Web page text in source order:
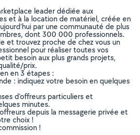
leader dédiée aux
et à la location de matériel, créée en
par une communauté de plus
dont 300 000 professionnels.
et trouvez proche de chez vous un
pour réaliser toutes vos
besoin aux plus grands projets,
prix.
en 3 étapes :
: indiquez votre besoin en quelques
d’offreurs particuliers et
minutes.
depuis la messagerie privée et
choix !
!